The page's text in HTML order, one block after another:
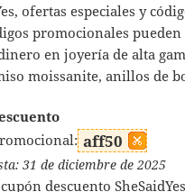
ofertas especiales y
promocionales
en joyería de alta
moissanite, anillos de
aff50
31 de diciembre de 2025
descuento